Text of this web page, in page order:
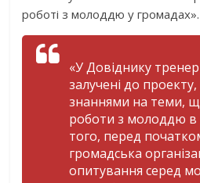
роботі з молоддю у громадах».
«У Довіднику
залучені до проекту,
знаннями на теми,
роботи з молоддю в
того, перед
громадська
опитування серед